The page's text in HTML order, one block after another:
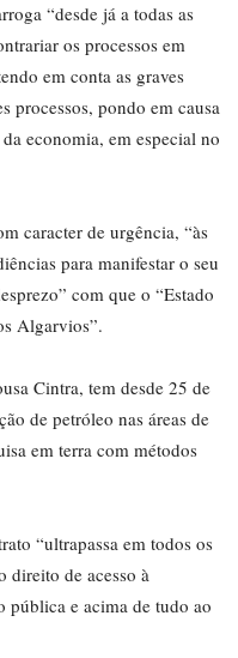
“desde já a todas as
os processos em
em conta as graves
processos, pondo em causa
economia, em especial no
caracter de urgência, “às
para manifestar o seu
com que o “Estado
Algarvios”.
Cintra, tem desde 25 de
de petróleo nas áreas de
em terra com métodos
“ultrapassa em todos os
direito de acesso à
pública e acima de tudo ao